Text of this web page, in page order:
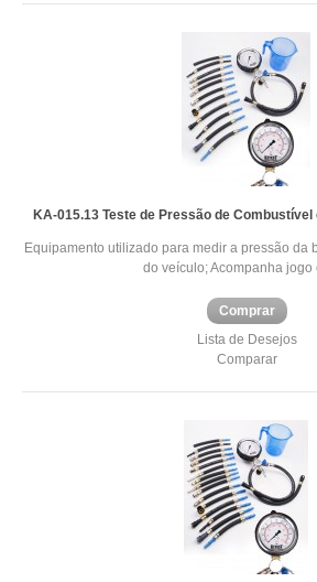
KA-015.13 Teste de Pressão de
Equipamento utilizado para medir a pressão da
do veículo; Acompanha jogo
Comprar
Lista de Desejos
Comparar